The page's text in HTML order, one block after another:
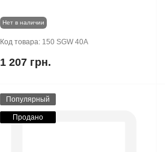
Нет в наличии
Код товара: 150 SGW 40A
1 207 грн.
Популярный
Продано